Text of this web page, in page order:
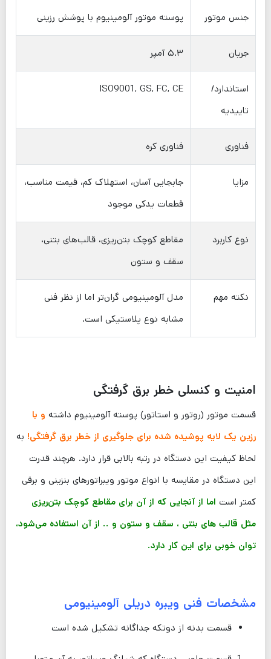
جنس موتور پوسته موتور آلومینیوم با پوشش رزینی
جریان ۵.۳ آمپر
استاندارد/
تاییدیه
ISO9001, GS, FC, CE
فناوری فناوری کره
مزایا
جابجایی آسان، استهلاک کم، قیمت مناسب،
قطعات یدکی موجود
نوع کاربرد
مقاطع کوچک بتن‌ریزی، قالب‌های بتنی،
سقف و ستون
نکته مهم
مدل آلومینیومی گران‌تر اما از نظر فنی
مشابه نوع پلاستیکی است.
امنیت و کنسلی خطر برق گرفتگی
قسمت موتور (روتور و استاتور) پوسته آلومینیوم داشته و با
رزین یک لایه پوشیده شده برای جلوگیری از خطر برق گرفتگی! به
لحاظ کیفیت این دستگاه در رتبه بالابی قرار دارد. هرچند قدرت
این دستگاه در مقایسه با انواع موتور ویبراتورهای بنزینی و برقی
کمتر است اما از آنجایی‌ که از آن برای مقاطع کوچک بتن‌ریزی
مثل قالب های بتنی ، سقف و ستون و .. از آن استفاده می‌شود،
توان خوبی برای این کار دارد.
مشخصات فنی ویبره دریلی آلومینیومی
قسمت بدنه از دوتکه جداگانه تشکیل شده است